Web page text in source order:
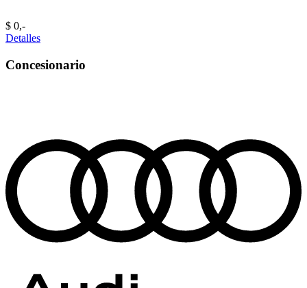
$ 0,-‍
Detalles
Concesionario